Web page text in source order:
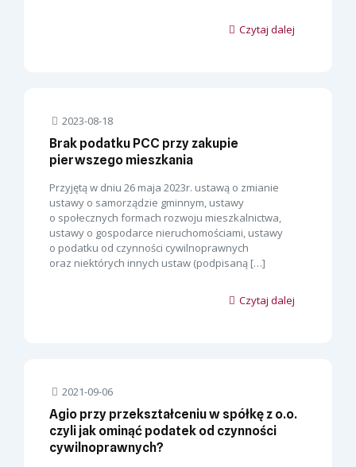
Czytaj dalej
2023-08-18
Brak podatku PCC przy zakupie
pierwszego mieszkania
Przyjętą w dniu 26 maja 2023r. ustawą o zmianie
ustawy o samorządzie gminnym, ustawy
o społecznych formach rozwoju mieszkalnictwa,
ustawy o gospodarce nieruchomościami, ustawy
o podatku od czynności cywilnoprawnych
oraz niektórych innych ustaw (podpisaną […]
Czytaj dalej
2021-09-06
Agio przy przekształceniu w spółkę z o.o.
czyli jak ominąć podatek od czynności
cywilnoprawnych?